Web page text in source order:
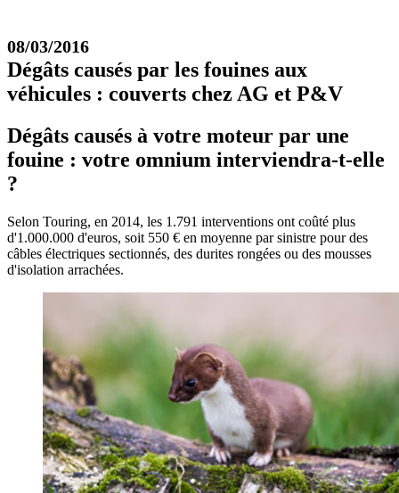
08/03/2016
Dégâts causés par les fouines aux
véhicules : couverts chez AG et P&V
Dégâts causés à votre moteur par une
fouine : votre omnium interviendra-t-elle
?
Selon Touring, en 2014, les 1.791 interventions ont coûté plus
d'1.000.000 d'euros, soit 550 € en moyenne par sinistre pour des
câbles électriques sectionnés, des durites rongées ou des mousses
d'isolation arrachées.